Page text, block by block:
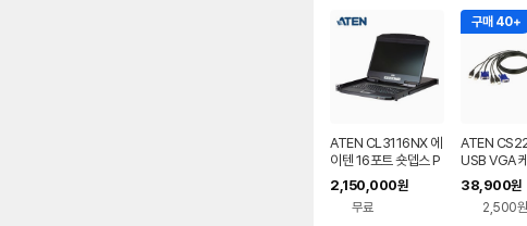
ATEN CL3116NX 에
이텐 16포트 숏뎁스 P
S2 USB LCD KVM
스위치
2,150,000원
무료
구매 40+
ATEN
USB VGA
M 스위치
포트 선택기
38,900원
2,500원